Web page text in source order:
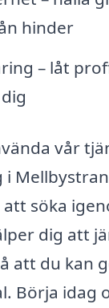
hinder
– låt
vår
i
söka
dig att
att du kan
Börja idag